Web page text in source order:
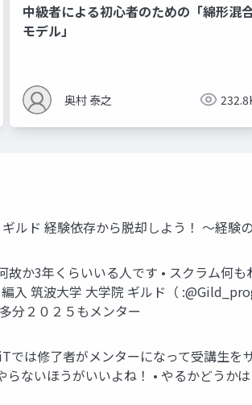
中級者による初心者のための「綿形混
モデル」
奥村 泰之
ルド 経験依存から脱却しよう！ ～経験
故か3年くらいいる人です • スクラム何
入 筑波大学 大学院 ギルド（
分２０２５もメンター
では修了者がメンターになって受講生
らないほうがいいよね！ • やるかどう